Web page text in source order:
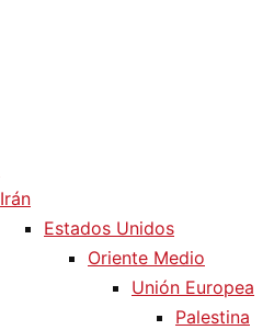
Irán
Estados Unidos
Oriente Medio
Unión Europea
Palestina